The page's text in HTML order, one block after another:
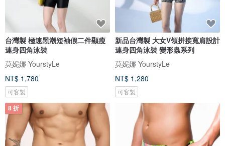
台灣製 極速黑潮短袖假二件顯瘦
連身四角泳裝
莫妮娜 YourstyLe
NT$ 1,780
可客製
新品台灣製 大女V領拼接寬肩設計
連身四角泳裝 變形蟲系列
莫妮娜 YourstyLe
NT$ 1,280
可客製
8 折